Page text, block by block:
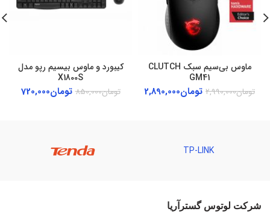
ماوس بی‌سیم سبک CLUTCH
GM41
تومان2,990,000 تومان2,890,000 Current
کیبورد و ماوس بیسیم رپو مدل
X1800S
تومان850,000 Original تومان720,000 Current
TP-LINK
شرکت لوتوس گسترآریا